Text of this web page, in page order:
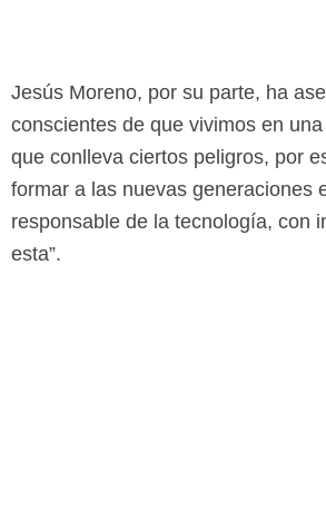
Jesús Moreno, por su parte, ha
conscientes de que vivimos en
que conlleva ciertos peligros, por
formar a las nuevas generaciones
responsable de la tecnología, con
esta”.